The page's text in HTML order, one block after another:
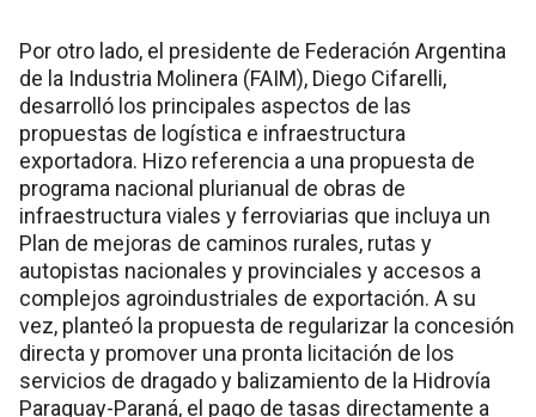
Por otro lado, el presidente de Federación Argentina
de la Industria Molinera (FAIM), Diego Cifarelli,
desarrolló los principales aspectos de las
propuestas de logística e infraestructura
exportadora. Hizo referencia a una propuesta de
programa nacional plurianual de obras de
infraestructura viales y ferroviarias que incluya un
Plan de mejoras de caminos rurales, rutas y
autopistas nacionales y provinciales y accesos a
complejos agroindustriales de exportación. A su
vez, planteó la propuesta de regularizar la concesión
directa y promover una pronta licitación de los
servicios de dragado y balizamiento de la Hidrovía
Paraguay-Paraná, el pago de tasas directamente a